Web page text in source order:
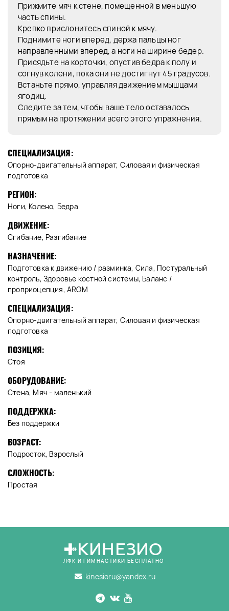
Прижмите мяч к стене, помещенной в меньшую
часть спины.
Крепко прислонитесь спиной к мячу.
Поднимите ноги вперед, держа пальцы ног
направленными вперед, а ноги на ширине бедер.
Присядьте на корточки, опустив бедра к полу и
согнув колени, пока они не достигнут 45 градусов.
Встаньте прямо, управляя движением мышцами
ягодиц.
Следите за тем, чтобы ваше тело оставалось
прямым на протяжении всего этого упражнения.
СПЕЦИАЛИЗАЦИЯ:
Опорно-двигательный аппарат, Силовая и физическая
подготовка
РЕГИОН:
Ноги, Колено, Бедра
ДВИЖЕНИЕ:
Сгибание, Разгибание
НАЗНАЧЕНИЕ:
Подготовка к движению / разминка, Сила, Постуральный
контроль, Здоровье костной системы, Баланс /
проприоцепция, AROM
СПЕЦИАЛИЗАЦИЯ:
Опорно-двигательный аппарат, Силовая и физическая
подготовка
ПОЗИЦИЯ:
Стоя
ОБОРУДОВАНИЕ:
Стена, Мяч - маленький
ПОДДЕРЖКА:
Без поддержки
ВОЗРАСТ:
Подросток, Взрослый
СЛОЖНОСТЬ:
Простая
КИНЕЗИО
ЛФК И ГИМНАСТИКИ БЕСПЛАТНО
kinesioru@yandex.ru